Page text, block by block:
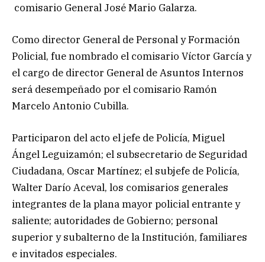
comisario General José Mario Galarza.
Como director General de Personal y Formación
Policial, fue nombrado el comisario Víctor García y
el cargo de director General de Asuntos Internos
será desempeñado por el comisario Ramón
Marcelo Antonio Cubilla.
Participaron del acto el jefe de Policía, Miguel
Ángel Leguizamón; el subsecretario de Seguridad
Ciudadana, Oscar Martínez; el subjefe de Policía,
Walter Darío Aceval, los comisarios generales
integrantes de la plana mayor policial entrante y
saliente; autoridades de Gobierno; personal
superior y subalterno de la Institución, familiares
e invitados especiales.